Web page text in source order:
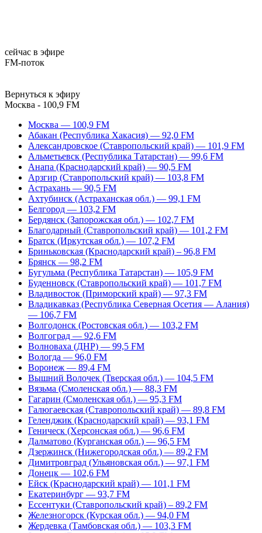
сейчас в эфире
FM-поток
Вернуться к эфиру
Москва - 100,9 FM
Москва — 100,9 FM
Абакан (Республика Хакасия) — 92,0 FM
Александровское (Ставропольский край) — 101,9 FM
Альметьевск (Республика Татарстан) — 99,6 FM
Анапа (Краснодарский край) — 90,5 FM
Арзгир (Ставропольский край) — 103,8 FM
Астрахань — 90,5 FM
Ахтубинск (Астраханская обл.) — 99,1 FM
Белгород — 103,2 FM
Бердянск (Запорожская обл.) — 102,7 FM
Благодарный (Ставропольский край) — 101,2 FM
Братск (Иркутская обл.) — 107,2 FM
Бриньковская (Краснодарский край) – 96,8 FM
Брянск — 98,2 FM
Бугульма (Республика Татарстан) — 105,9 FM
Буденновск (Ставропольский край) — 101,7 FM
Владивосток (Приморский край) — 97,3 FM
Владикавказ (Республика Северная Осетия — Алания)
— 106,7 FM
Волгодонск (Ростовская обл.) — 103,2 FM
Волгоград — 92,6 FM
Волноваха (ДНР) — 99,5 FM
Вологда — 96,0 FM
Воронеж — 89,4 FM
Вышний Волочек (Тверская обл.) — 104,5 FM
Вязьма (Смоленская обл.) — 88,3 FM
Гагарин (Смоленская обл.) — 95,3 FM
Галюгаевская (Ставропольский край) — 89,8 FM
Геленджик (Краснодарский край) — 93,1 FM
Геническ (Херсонская обл.) — 96,6 FM
Далматово (Курганская обл.) — 96,5 FM
Дзержинск (Нижегородская обл.) — 89,2 FM
Димитровград (Ульяновская обл.) — 97,1 FM
Донецк — 102,6 FM
Ейск (Краснодарский край) — 101,1 FM
Екатеринбург — 93,7 FM
Ессентуки (Ставропольский край) – 89,2 FM
Железногорск (Курская обл.) — 94,0 FM
Жердевка (Тамбовская обл.) — 103,3 FM